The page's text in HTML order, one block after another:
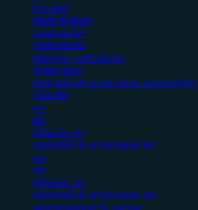
leksaker
första hjälpen
vattenskoter
vattenskoter
tillbehör vattenskoter
flytbryggor
underhåll & servicedelar vattenskoter
Visa fler
atv
atv
tillbehör atv
underhåll & servicedelar atv
utv
utv
tillbehör utv
underhåll & servicedelar ssv
skogsmaskiner & vagnar